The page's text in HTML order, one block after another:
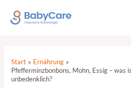
Inhalt
Start
Ernährung
Pfefferminzbonbons, Mohn, Essig – was
unbedenklich?